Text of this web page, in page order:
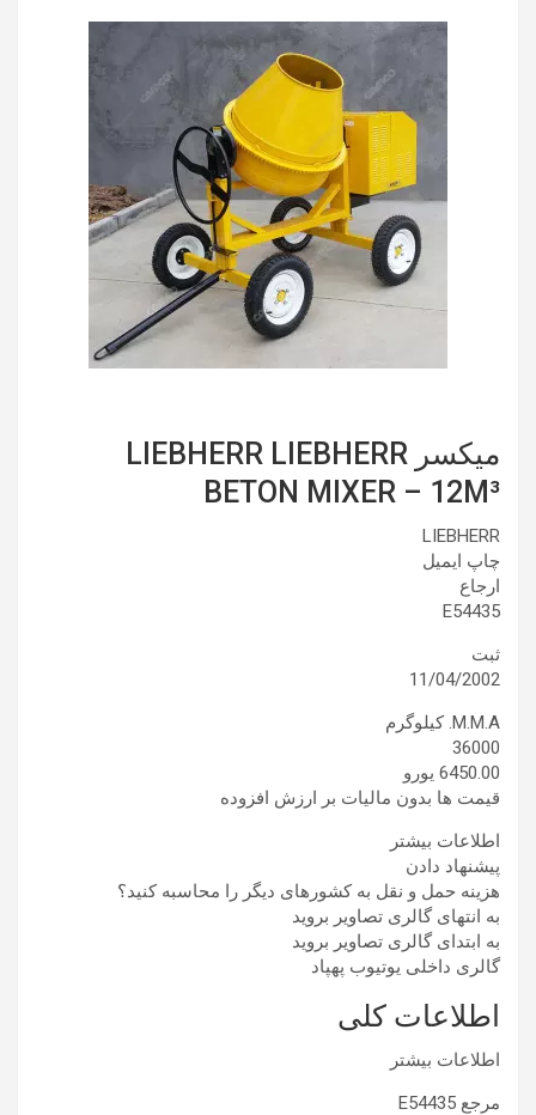
میکسر LIEBHERR LIEBHERR
BETON MIXER – 12M³
LIEBHERR
چاپ ایمیل
ارجاع
E54435
ثبت
11/04/2002
M.M.A. کیلوگرم
36000
6450.00 یورو
قیمت ها بدون مالیات بر ارزش افزوده
اطلاعات بیشتر
پیشنهاد دادن
هزینه حمل و نقل به کشورهای دیگر را محاسبه کنید؟
به انتهای گالری تصاویر بروید
به ابتدای گالری تصاویر بروید
گالری داخلی یوتیوب پهپاد
اطلاعات کلی
اطلاعات بیشتر
مرجع E54435